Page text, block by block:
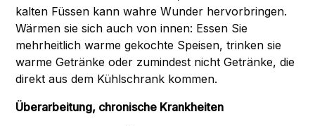
kalten Füssen kann wahre Wunder hervorbringen.
Wärmen sie sich auch von innen: Essen Sie
mehrheitlich warme gekochte Speisen, trinken sie
warme Getränke oder zumindest nicht Getränke, die
direkt aus dem Kühlschrank kommen.
Überarbeitung, chronische Krankheiten